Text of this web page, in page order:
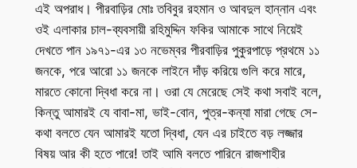
এই অপরাধ। পীরবাড়ির মোঃ তবিবুর রহমান ও আবদুল হান্নান এবং
ওই এলাকার চাল-ব্যবসায়ী রহিমুদ্দিন ফকির আমাকে সাথে নিয়েই
দেখতে পান ১৯৭১-এর ১৩ নভেম্বর পীরবাড়ির পুকুরপাড়ে প্রথমে ১১
জনকে, পরে আরো ১১ জনকে লাইনে দাঁড় করিয়ে গুলি করে মারে,
মারতে কোনো দ্বিধা করে না। ওরা যে মেরেছে সেই কথা সবাই বলে,
কিন্তু আমারই যে বাবা-মা, ভাই-বোন, পুত্র-কন্যা মারা গেছে সে-
কথা বলতে যেন আমারই যতো দ্বিধা, যেন এর চাইতে বড় লজ্জার
বিষয় আর কী হতে পারে! তাই আমি বলতে পারিনে রাজশাহীর